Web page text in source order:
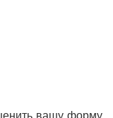
вашу форму